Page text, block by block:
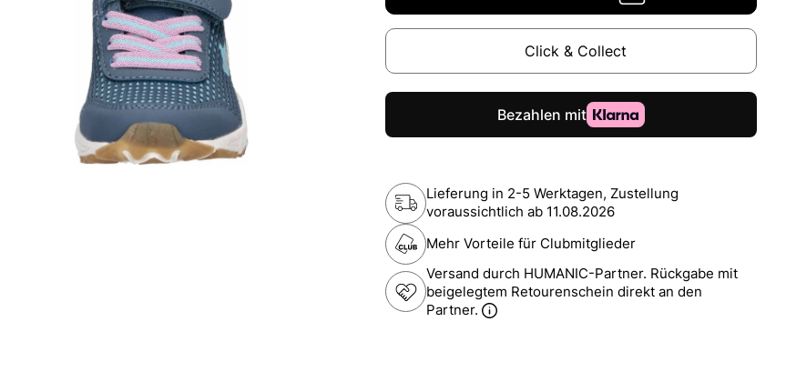
Click & Collect
Lieferung in 2-5 Werktagen, Zustellung
voraussichtlich ab 11.08.2026
Mehr Vorteile für Clubmitglieder
Versand durch HUMANIC-Partner. Rückgabe mit
beigelegtem Retourenschein direkt an den
Partner.